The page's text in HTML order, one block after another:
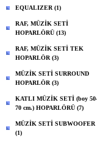
EQUALIZER (1)
RAF, MÜZİK SETİ
HOPARLÖRÜ (13)
RAF, MÜZİK SETİ TEK
HOPARLÖR (3)
MÜZİK SETİ SURROUND
HOPARLÖR (3)
KATLI MÜZİK SETİ (boy 50-
70 cm.) HOPARLÖRÜ (7)
MÜZİK SETİ SUBWOOFER
(1)